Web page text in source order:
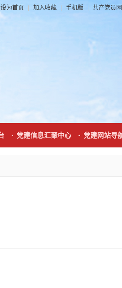
设为首页 | 加入收藏 | 手机版 | 共产党员网
党建信息汇聚中心 党建网站导航